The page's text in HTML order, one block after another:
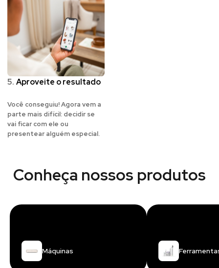
5. Aproveite o resultado
Você conseguiu! Agora vem a
parte mais difícil: decidir se
vai ficar com ele ou
presentear alguém especial.
Conheça nossos produtos
Máquinas